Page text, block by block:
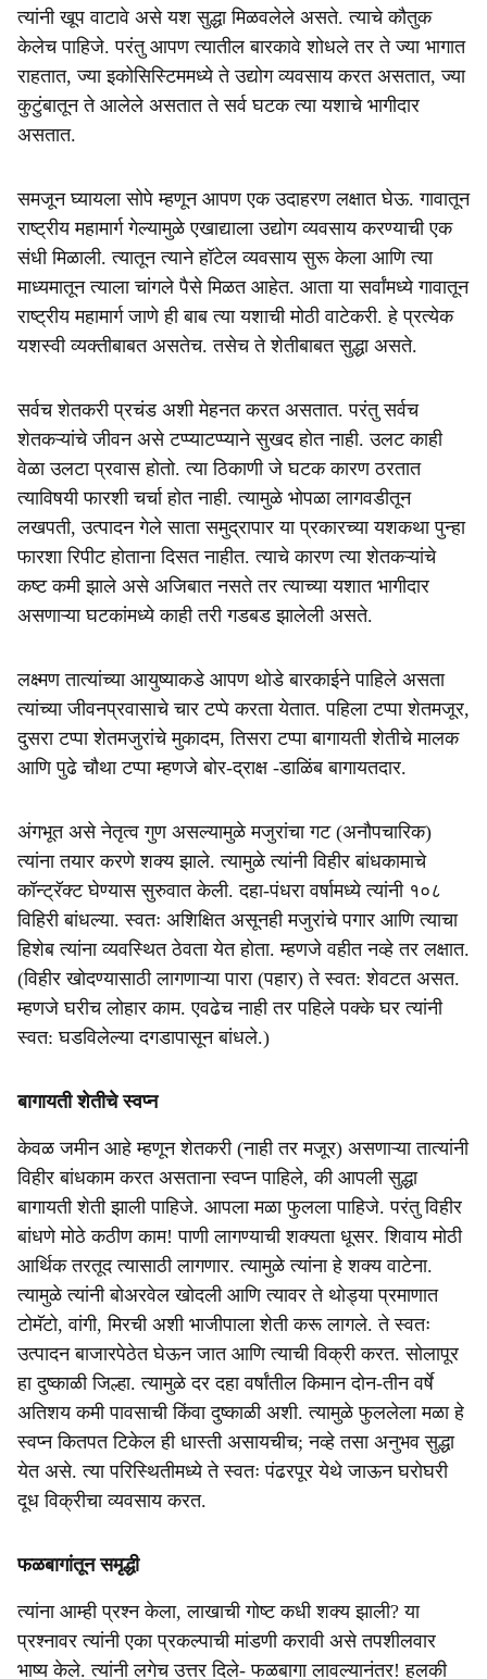
त्यांनी खूप वाटावे असे यश सुद्धा मिळवलेले असते. त्याचे कौतुक
केलेच पाहिजे. परंतु आपण त्यातील बारकावे शोधले तर ते ज्या भागात
राहतात, ज्या इकोसिस्टिममध्ये ते उद्योग व्यवसाय करत असतात, ज्या
कुटुंबातून ते आलेले असतात ते सर्व घटक त्या यशाचे भागीदार
असतात.
समजून घ्यायला सोपे म्हणून आपण एक उदाहरण लक्षात घेऊ. गावातून
राष्ट्रीय महामार्ग गेल्यामुळे एखाद्याला उद्योग व्यवसाय करण्याची एक
संधी मिळाली. त्यातून त्याने हॉटेल व्यवसाय सुरू केला आणि त्या
माध्यमातून त्याला चांगले पैसे मिळत आहेत. आता या सर्वांमध्ये गावातून
राष्ट्रीय महामार्ग जाणे ही बाब त्या यशाची मोठी वाटेकरी. हे प्रत्येक
यशस्वी व्यक्तीबाबत असतेच. तसेच ते शेतीबाबत सुद्धा असते.
सर्वच शेतकरी प्रचंड अशी मेहनत करत असतात. परंतु सर्वच
शेतकऱ्यांचे जीवन असे टप्प्याटप्प्याने सुखद होत नाही. उलट काही
वेळा उलटा प्रवास होतो. त्या ठिकाणी जे घटक कारण ठरतात
त्याविषयी फारशी चर्चा होत नाही. त्यामुळे भोपळा लागवडीतून
लखपती, उत्पादन गेले साता समुद्रापार या प्रकारच्या यशकथा पुन्हा
फारशा रिपीट होताना दिसत नाहीत. त्याचे कारण त्या शेतकऱ्यांचे
कष्ट कमी झाले असे अजिबात नसते तर त्याच्या यशात भागीदार
असणाऱ्या घटकांमध्ये काही तरी गडबड झालेली असते.
लक्ष्मण तात्यांच्या आयुष्याकडे आपण थोडे बारकाईने पाहिले असता
त्यांच्या जीवनप्रवासाचे चार टप्पे करता येतात. पहिला टप्पा शेतमजूर,
दुसरा टप्पा शेतमजुरांचे मुकादम, तिसरा टप्पा बागायती शेतीचे मालक
आणि पुढे चौथा टप्पा म्हणजे बोर-द्राक्ष -डाळिंब बागायतदार.
अंगभूत असे नेतृत्व गुण असल्यामुळे मजुरांचा गट (अनौपचारिक)
त्यांना तयार करणे शक्य झाले. त्यामुळे त्यांनी विहीर बांधकामाचे
कॉन्ट्रॅक्ट घेण्यास सुरुवात केली. दहा-पंधरा वर्षामध्ये त्यांनी १०८
विहिरी बांधल्या. स्वतः अशिक्षित असूनही मजुरांचे पगार आणि त्याचा
हिशेब त्यांना व्यवस्थित ठेवता येत होता. म्हणजे वहीत नव्हे तर लक्षात.
(विहीर खोदण्यासाठी लागणाऱ्या पारा (पहार) ते स्वत: शेवटत असत.
म्हणजे घरीच लोहार काम. एवढेच नाही तर पहिले पक्के घर त्यांनी
स्वत: घडविलेल्या दगडापासून बांधले.)
बागायती शेतीचे स्वप्न
केवळ जमीन आहे म्हणून शेतकरी (नाही तर मजूर) असणाऱ्या तात्यांनी
विहीर बांधकाम करत असताना स्वप्न पाहिले, की आपली सुद्धा
बागायती शेती झाली पाहिजे. आपला मळा फुलला पाहिजे. परंतु विहीर
बांधणे मोठे कठीण काम! पाणी लागण्याची शक्यता धूसर. शिवाय मोठी
आर्थिक तरतूद त्यासाठी लागणार. त्यामुळे त्यांना हे शक्य वाटेना.
त्यामुळे त्यांनी बोअरवेल खोदली आणि त्यावर ते थोड्या प्रमाणात
टोमॅटो, वांगी, मिरची अशी भाजीपाला शेती करू लागले. ते स्वतः
उत्पादन बाजारपेठेत घेऊन जात आणि त्याची विक्री करत. सोलापूर
हा दुष्काळी जिल्हा. त्यामुळे दर दहा वर्षांतील किमान दोन-तीन वर्षे
अतिशय कमी पावसाची किंवा दुष्काळी अशी. त्यामुळे फुललेला मळा हे
स्वप्न कितपत टिकेल ही धास्ती असायचीच; नव्हे तसा अनुभव सुद्धा
येत असे. त्या परिस्थितीमध्ये ते स्वतः पंढरपूर येथे जाऊन घरोघरी
दूध विक्रीचा व्यवसाय करत.
फळबागांतून समृद्धी
त्यांना आम्ही प्रश्न केला, लाखाची गोष्ट कधी शक्य झाली? या
प्रश्नावर त्यांनी एका प्रकल्पाची मांडणी करावी असे तपशीलवार
भाष्य केले. त्यांनी लगेच उत्तर दिले- फळबागा लावल्यानंतर! हलकी